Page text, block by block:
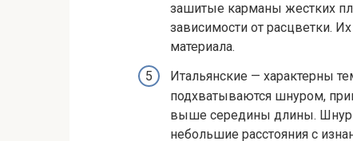
зашитые карманы жестких
зависимости от расцветки.
материала.
Итальянские — характерны
подхватываются шнуром,
выше середины длины. Шнур
небольшие расстояния с